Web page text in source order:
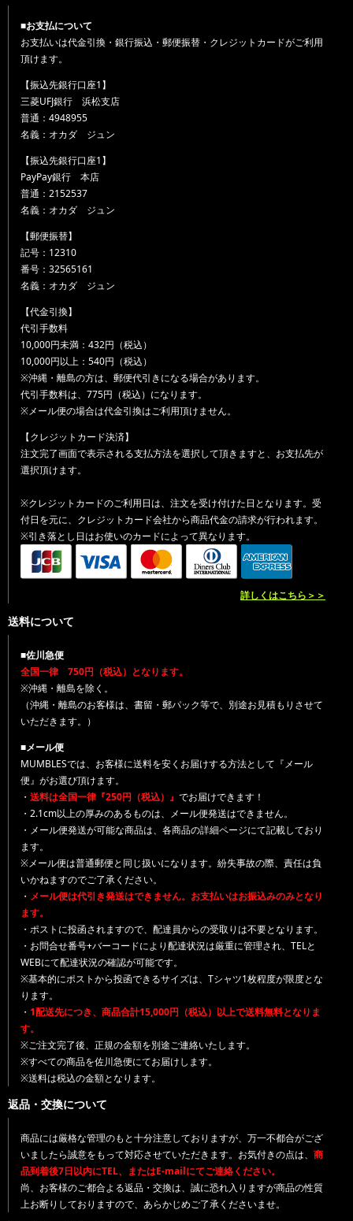
■お支払について
お支払いは代金引換・銀行振込・郵便振替・クレジットカードがご利用
頂けます。
【振込先銀行口座1】
三菱UFJ銀行 浜松支店
普通：4948955
名義：オカダ ジュン
【振込先銀行口座1】
PayPay銀行 本店
普通：2152537
名義：オカダ ジュン
【郵便振替】
記号：12310
番号：32565161
名義：オカダ ジュン
【代金引換】
代引手数料
10,000円未満：432円（税込）
10,000円以上：540円（税込）
※沖縄・離島の方は、郵便代引きになる場合があります。
代引手数料は、775円（税込）になります。
※メール便の場合は代金引換はご利用頂けません。
【クレジットカード決済】
注文完了画面で表示される支払方法を選択して頂きますと、お支払先が
選択頂けます。
※クレジットカードのご利用日は、注文を受け付けた日となります。受
付日を元に、クレジットカード会社から商品代金の請求が行われます。
※引き落とし日はお使いのカードによって異なります。
詳しくはこちら＞＞
送料について
■佐川急便
全国一律 750円（税込）となります。
※沖縄・離島を除く。
（沖縄・離島のお客様は、書留・郵パック等で、別途お見積もりさせて
いただきます。）
■メール便
MUMBLESでは、お客様に送料を安くお届けする方法として『メール
便』がお選び頂けます。
・ 送料は全国一律『250円（税込）』 でお届けできます！
・2.1cm以上の厚みのあるものは、メール便発送はできません。
・メール便発送が可能な商品は、各商品の詳細ページにて記載しており
ます。
※メール便は普通郵便と同じ扱いになります。紛失事故の際、責任は負
いかねますのでご了承ください。
・ メール便は代引き発送はできません。お支払いはお振込みのみとなり
ます。
・ポストに投函されますので、配達員からの受取りは不要となります。
・お問合せ番号+バーコードにより配達状況は厳重に管理され、TELと
WEBにて配達状況の確認が可能です。
※基本的にポストから投函できるサイズは、Tシャツ1枚程度が限度とな
ります。
・ 1配送先につき、商品合計15,000円（税込）以上で送料無料となりま
す。
※ご注文完了後、正規の金額を別途ご連絡いたします。
※すべての商品を佐川急便にてお届けします。
※送料は税込の金額となります。
返品・交換について
商品には厳格な管理のもと十分注意しておりますが、万一不都合がござ
いましたら誠意をもって対応させていただきます。お気付きの点は、 商
品到着後7日以内にTEL、またはE-mailにてご連絡ください。
尚、お客様のご都合よる返品・交換は、誠に恐れ入りますが商品の性質
上お断りしておりますので、あらかじめご了承くださいませ。